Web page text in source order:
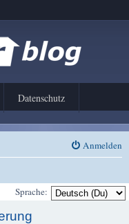
Datenschutz
Anmelden
Sprache: